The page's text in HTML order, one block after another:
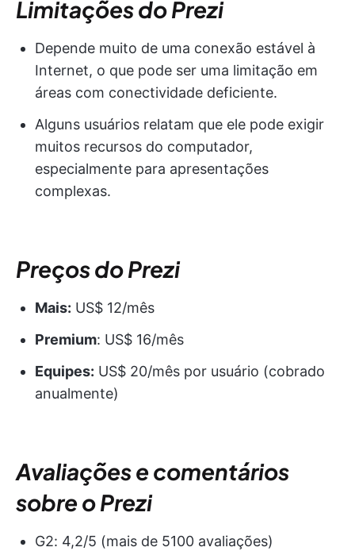
Limitações do Prezi
Depende muito de uma conexão estável à
Internet, o que pode ser uma limitação em
áreas com conectividade deficiente.
Alguns usuários relatam que ele pode exigir
muitos recursos do computador,
especialmente para apresentações
complexas.
Preços do Prezi
Mais: US$ 12/mês
Premium: US$ 16/mês
Equipes: US$ 20/mês por usuário (cobrado
anualmente)
Avaliações e comentários
sobre o Prezi
G2: 4,2/5 (mais de 5100 avaliações)